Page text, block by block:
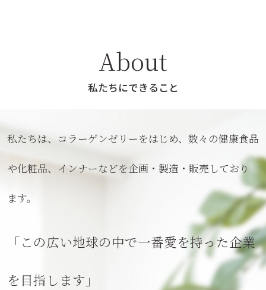
About
私たちにできること
私たちは、コラーゲンゼリーをはじめ、数々の健康食品
や化粧品、 インナーなどを企画・製造・販売しており
ます。
「この広い地球の中で一番愛を持った企業
を目指します」